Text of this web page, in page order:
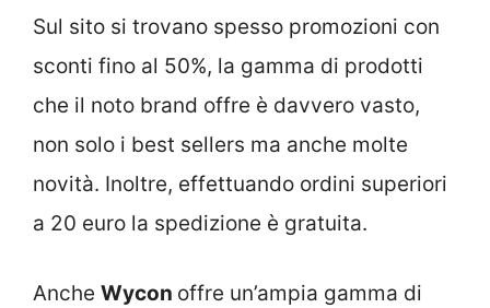
Sul sito si trovano spesso promozioni con
sconti fino al 50%, la gamma di prodotti
che il noto brand offre è davvero vasto,
non solo i best sellers ma anche molte
novità. Inoltre, effettuando ordini superiori
a 20 euro la spedizione è gratuita.
Anche Wycon offre un’ampia gamma di